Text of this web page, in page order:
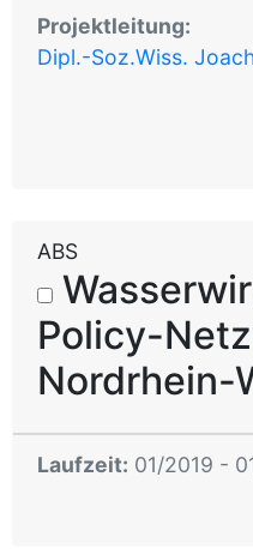
Projektleitung:
Dipl.-Soz.Wiss.
ABS
Policy-
Nordrhein-
Laufzeit: 01/2019 -